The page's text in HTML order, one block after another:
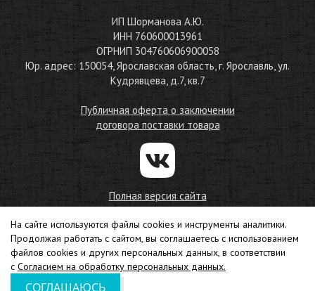
ИП Шорманова А.Ю.
ИНН 760600013961
ОГРНИП 304760606900058
Юр. адрес: 150054, Ярославская область, г. Ярославль, ул.
Кудрявцева, д.7, кв.7
Публичная оферта о заключении
договора поставки товара
Полная версия сайта
© 2010—2026
Магазин материалов для машинной вышивки
Соглашение на обработку персональных данных
На сайте используются файлы cookies и инструменты аналитики.
Продолжая работать с сайтом, вы соглашаетесь с использованием
файлов cookies и других персональных данных, в соответствии
с Согласием на обработку персональных данных.
СОГЛАШАЮСЬ